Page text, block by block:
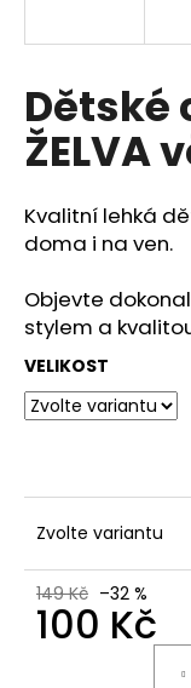
Dětské
ŽELVA
Kvalitní lehká
doma i na ven.
Objevte
stylem a
VELIKOST
Zvolte variantu
149 Kč –32 %
100 Kč
í
t
?
D
o
r
u
č
u